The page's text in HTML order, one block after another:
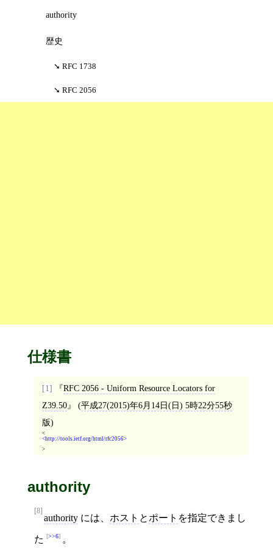
authority
歴史
RFC 1738
RFC 2056
仕様書
[1]
RFC 2056 - Uniform Resource Locators for
Z39.50
(平成27(2015)年6月14日(日) 5時22分55秒
版)
<
http://tools.ietf.org/html/rfc2056
>
authority
[8]
authority には、 ホスト と ポート を指定できまし
た >>6 。